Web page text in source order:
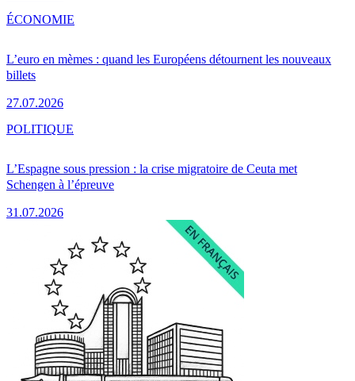
L’euro en mèmes : quand les Européens détournent les nouveaux
billets
27.07.2026
ÉCONOMIE
L’Espagne sous pression : la crise migratoire de Ceuta met
Schengen à l’épreuve
31.07.2026
POLITIQUE